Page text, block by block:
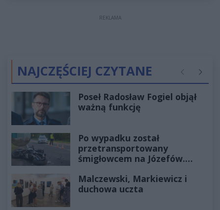
REKLAMA
NAJCZĘŚCIEJ CZYTANE Poprzednie
Poseł Radosław Fogiel objął
ważną funkcję
Po wypadku został
przetransportowany
śmigłowcem na Józefów.
Malczewski, Markiewicz i
duchowa uczta